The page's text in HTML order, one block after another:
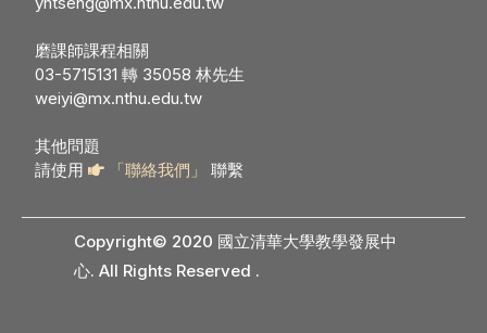
磨課師課程相關
03-5715131 轉 35058 林先生
weiyi@mx.nthu.edu.tw
其他問題
請使用
「聯絡我們」 聯繫
Copyright© 2020 國立清華大學教學發展中
心. All Rights Reserved .